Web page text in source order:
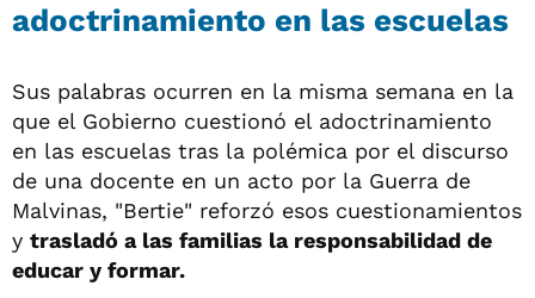
adoctrinamiento en las escuelas
Sus palabras ocurren en la misma semana en la
que el Gobierno cuestionó el adoctrinamiento
en las escuelas tras la polémica por el discurso
de una docente en un acto por la Guerra de
Malvinas, "Bertie" reforzó esos cuestionamientos
y trasladó a las familias la responsabilidad de
educar y formar.